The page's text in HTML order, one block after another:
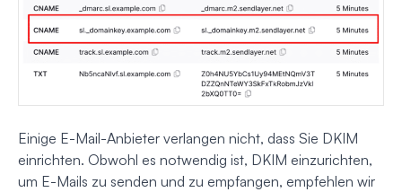
Einige E-Mail-Anbieter verlangen nicht, dass Sie DKIM
einrichten. Obwohl es notwendig ist, DKIM einzurichten,
um E-Mails zu senden und zu empfangen, empfehlen wir